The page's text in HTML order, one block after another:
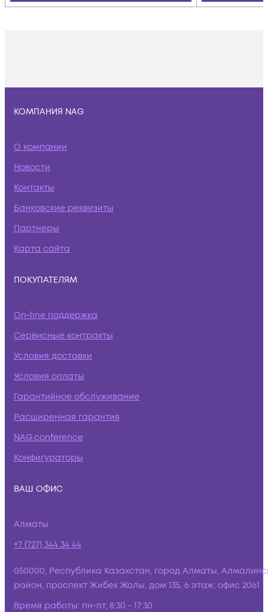
КОМПАНИЯ NAG
О компании
Новости
Контакты
Банковские реквизиты
Партнеры
Карта сайта
ПОКУПАТЕЛЯМ
On-line поддержка
Сервисные контракты
Условия доставки
Условия оплаты
Гарантийное обслуживание
Расширенная гарантия
NAG.conference
Конфигураторы
ВАШ ОФИС
Алматы
+7 (727) 344 34 44
050000, Республика Казахстан, город Алматы,
район, проспект Жибек Жолы, дом 135, 6 этаж, офис 2061
Время работы: пн-пт, 8:30 - 17:30